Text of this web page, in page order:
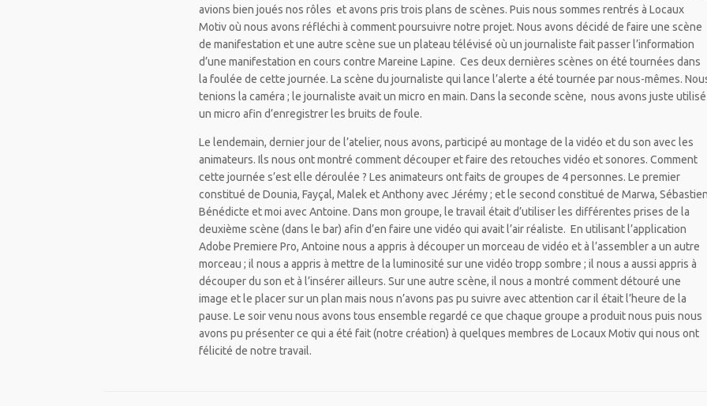
avions bien joués nos rôles et avons pris trois plans de scènes. Puis nous sommes rentrés à Locaux
Motiv où nous avons réfléchi à comment poursuivre notre projet. Nous avons décidé de faire une scène
de manifestation et une autre scène sue un plateau télévisé où un journaliste fait passer l’information
d’une manifestation en cours contre Mareine Lapine. Ces deux dernières scènes on été tournées dans
la foulée de cette journée. La scène du journaliste qui lance l’alerte a été tournée par nous-mêmes.
tenions la caméra ; le journaliste avait un micro en main. Dans la seconde scène, nous avons juste utilisé
un micro afin d’enregistrer les bruits de foule.
Le lendemain, dernier jour de l’atelier, nous avons, participé au montage de la vidéo et du son avec les
animateurs. Ils nous ont montré comment découper et faire des retouches vidéo et sonores. Comment
cette journée s’est elle déroulée ? Les animateurs ont faits de groupes de 4 personnes. Le premier
constitué de Dounia, Fayçal, Malek et Anthony avec Jérémy ; et le second constitué de Marwa,
Bénédicte et moi avec Antoine. Dans mon groupe, le travail était d’utiliser les différentes prises de la
deuxième scène (dans le bar) afin d’en faire une vidéo qui avait l’air réaliste. En utilisant l’application
Adobe Premiere Pro, Antoine nous a appris à découper un morceau de vidéo et à l’assembler a un autre
morceau ; il nous a appris à mettre de la luminosité sur une vidéo tropp sombre ; il nous a aussi appris à
découper du son et à l’insérer ailleurs. Sur une autre scène, il nous a montré comment détouré une
image et le placer sur un plan mais nous n’avons pas pu suivre avec attention car il était l’heure de la
pause. Le soir venu nous avons tous ensemble regardé ce que chaque groupe a produit nous puis nous
avons pu présenter ce qui a été fait (notre création) à quelques membres de Locaux Motiv qui nous ont
félicité de notre travail.